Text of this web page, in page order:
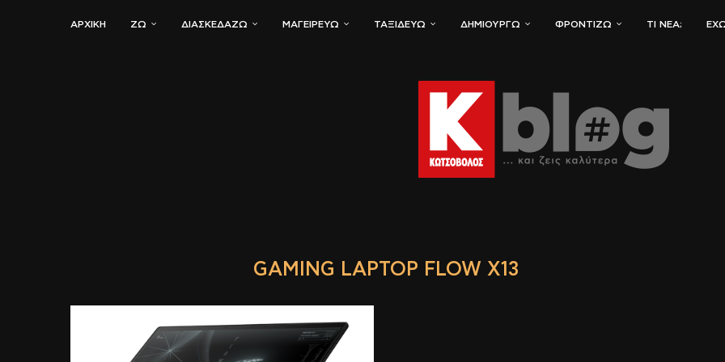
ΑΡΧΙΚΗ ΖΏ ΔΙΑΣΚΕΔΆΖΩ ΜΑΓΕΙΡΕΎΩ ΤΑΞΙΔΕΎΩ ΔΗΜΙΟΥΡΓΏ ΦΡΟΝΤΊΖΩ ΤΙ ΝΈΑ;
GAMING LAPTOP FLOW X13